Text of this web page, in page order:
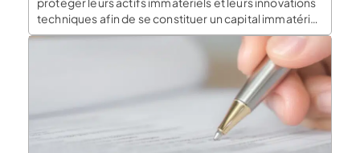
techniques afin de se constituer un capital immatériel
représentant une source potentielle de revenus pour
l’entreprise. Amélie Capon, avocat spécialiste en
droit de la propriété intellectuelle et le blog du